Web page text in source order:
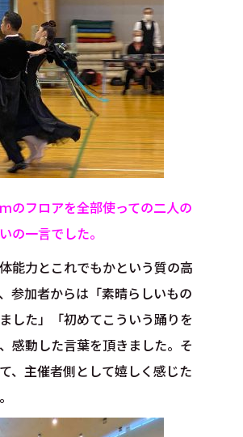
のフロアを全部使っての二人の
の一言でした。
能力とこれでもかという質の高
参加者からは「素晴らしいもの
した」「初めてこういう踊りを
感動した言葉を頂きました。そ
、主催者側として嬉しく感じた